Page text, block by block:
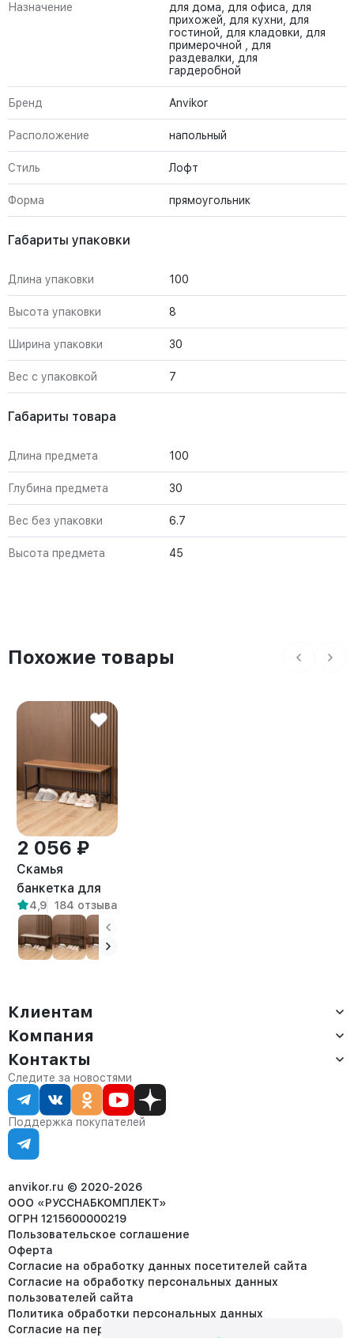
Назначение
для дома, для офиса, для
прихожей, для кухни, для
гостиной, для кладовки, для
примерочной , для
раздевалки, для
гардеробной
Бренд Anvikor
Расположение напольный
Стиль Лофт
Форма прямоугольник
Габариты упаковки
Длина упаковки 100
Высота упаковки 8
Ширина упаковки 30
Вес с упаковкой 7
Габариты товара
Длина предмета 100
Глубина предмета 30
Вес без упаковки 6.7
Высота предмета 45
Похожие товары
2 056 ₽
Скамья
банкетка для
прихожей и
дома лофт
Велета черный/
амаретто
4,9 184 отзыва
Клиентам
Доставка
Оплата
Сервис
Статус заказа
Статьи
Компания
О компании
Контакты
Партнёрам
Контакты
Отдел продаж:
8 (800) 234-22-62
corp@anvikor.ru
Ежедневно, с 7:00-19:00 (МСК)
Отдел рекламации:
8 (953) 455-25-61
Следите за новостями
Поддержка покупателей
anvikor.ru © 2020-2026
ООО «РУССНАБКОМПЛЕКТ»
ОГРН 1215600000219
Пользовательское соглашение
Оферта
Согласие на обработку данных посетителей сайта
Согласие на обработку персональных данных
пользователей сайта
Политика обработки персональных данных
Согласие на передачу персональных данных третьим